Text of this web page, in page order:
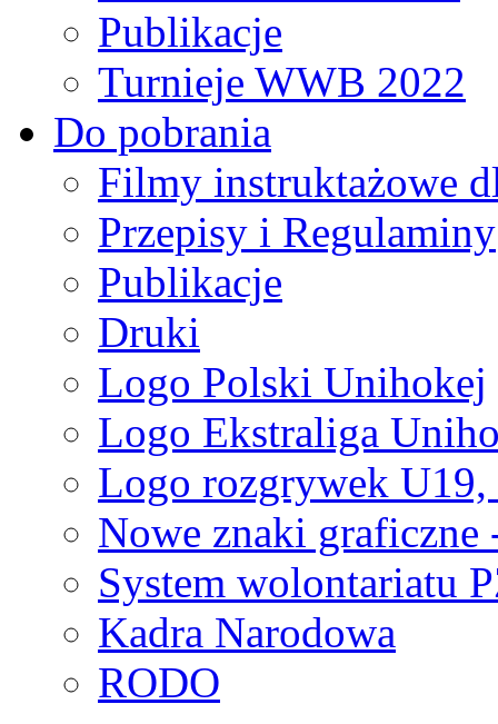
Publikacje
Turnieje WWB 2022
Do pobrania
Filmy instruktażowe
Przepisy i Regulaminy
Publikacje
Druki
Logo Polski Unihokej
Logo Ekstraliga
Logo rozgrywek
Nowe znaki graficzne
System wolontariatu
Kadra Narodowa
RODO